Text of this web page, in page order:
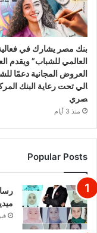
بنك مصر يشارك في
العالمي للشباب” ويقدم
العروض المجانية دعمًا
الي تحت رعاية البنك
صري
منذ 3 أيام
Popular Posts